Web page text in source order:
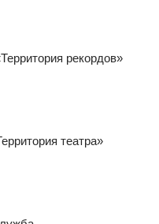
рекордов»
театра»